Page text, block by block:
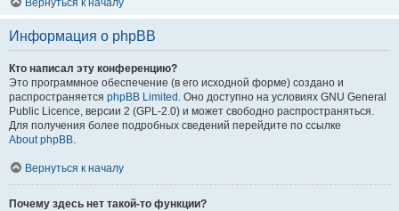
Вернуться к началу
Информация о phpBB
Кто написал эту конференцию?
Это программное обеспечение (в его исходной форме) создано и
распространяется phpBB Limited . Оно доступно на условиях GNU General
Public Licence, версии 2 (GPL-2.0) и может свободно распространяться.
Для получения более подробных сведений перейдите по ссылке
About phpBB.
Вернуться к началу
Почему здесь нет такой-то функции?